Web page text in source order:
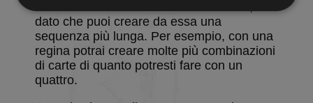
dato che puoi creare da essa una
sequenza più lunga. Per esempio, con una
regina potrai creare molte più combinazioni
di carte di quanto potresti fare con un
quattro.
Strettamente
necessari
Performance
Targeting